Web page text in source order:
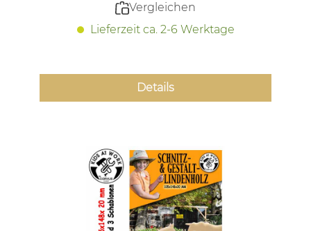
Vergleichen
Lieferzeit ca. 2-6 Werktage
Details